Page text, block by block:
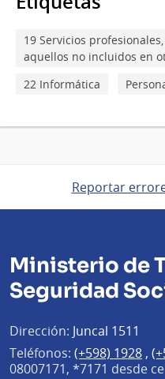
19 Servicios
aquellos no incluidos en
22 Informática
Reportar
Ministerio de
Seguridad
Dirección: Juncal 1511
Teléfonos: (+598) 1928 ,
08007171, *7171 desde